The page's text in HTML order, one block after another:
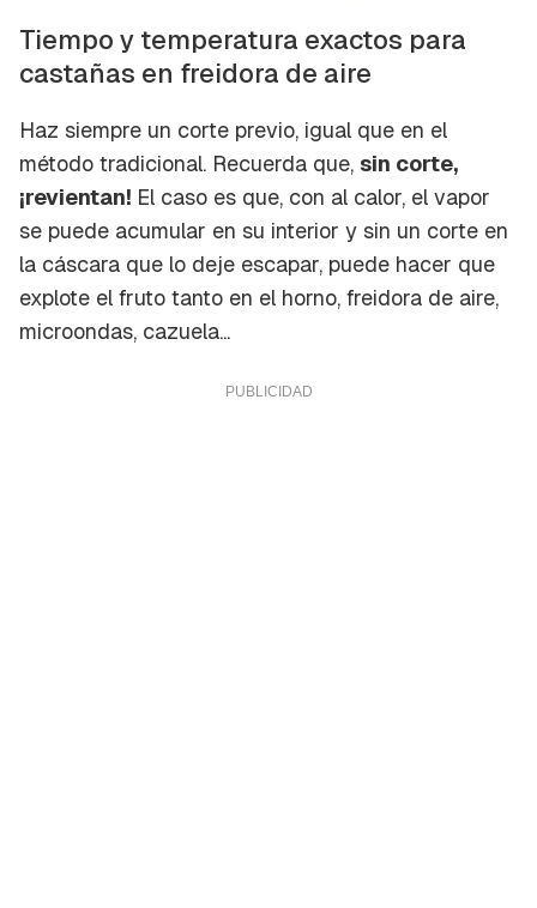
Para poder guardar como favorito, primero has
INICIAR SESIÓN CANCELAR
Tiempo y temperatura exactos para
castañas en freidora de aire
Haz siempre un corte previo, igual que en el
método tradicional. Recuerda que, sin corte,
¡revientan! El caso es que, con al calor, el vapor
se puede acumular en su interior y sin un corte en
la cáscara que lo deje escapar, puede hacer que
explote el fruto tanto en el horno, freidora de aire,
microondas, cazuela...
Contenido enviado
Gracias por suscribirte a nuestro boletín.
ACEPTAR